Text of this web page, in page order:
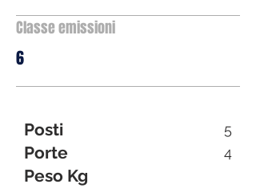
Classe emissioni
6
Posti 5
Porte 4
Peso Kg